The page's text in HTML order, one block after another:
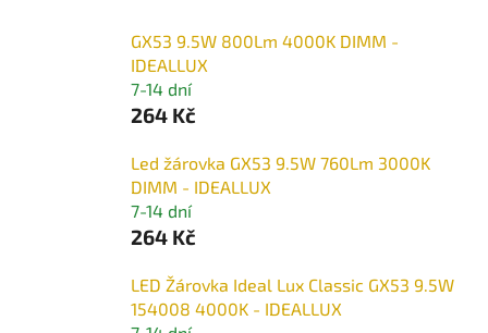
GX53 9.5W 800Lm 4000K DIMM -
IDEALLUX
7-14 dní
264 Kč
Led žárovka GX53 9.5W 760Lm 3000K
DIMM - IDEALLUX
7-14 dní
264 Kč
LED Žárovka Ideal Lux Classic GX53 9.5W
154008 4000K - IDEALLUX